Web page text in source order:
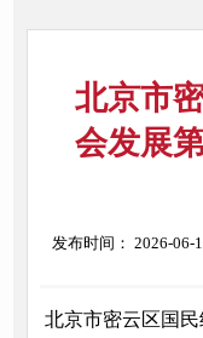
北京市
会发展
发布时间： 2026-06-
北京市密云区国